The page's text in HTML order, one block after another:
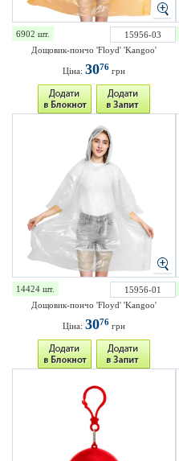
6902 шт.
15956-03
Дощовик-пончо 'Floyd' 'Kangoo'
Ціна: 3076 грн
14424 шт.
15956-01
Дощовик-пончо 'Floyd' 'Kangoo'
Ціна: 3076 грн